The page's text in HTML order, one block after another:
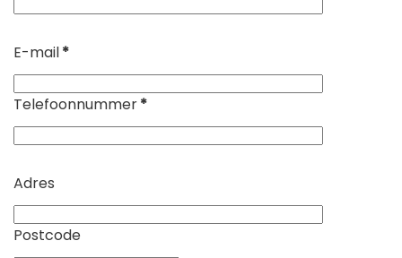
E-mail*
Telefoonnummer*
Adres
Postcode